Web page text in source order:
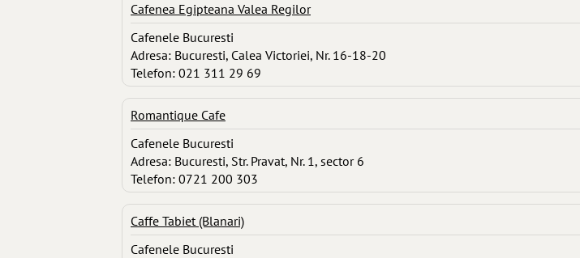
Cafenea Egipteana Valea Regilor
Cafenele Bucuresti
Adresa: Bucuresti, Calea Victoriei, Nr. 16-18-20
Telefon: 021 311 29 69
Romantique Cafe
Cafenele Bucuresti
Adresa: Bucuresti, Str. Pravat, Nr. 1, sector 6
Telefon: 0721 200 303
Caffe Tabiet (Blanari)
Cafenele Bucuresti